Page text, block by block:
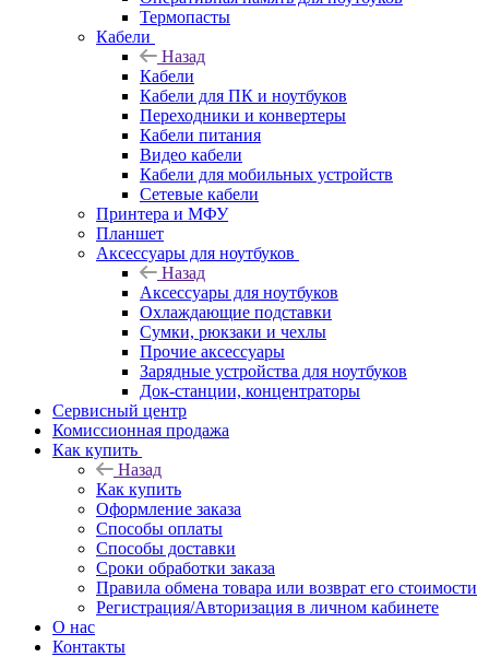
Термопасты
Кабели
Назад
Кабели
Кабели для ПК и ноутбуков
Переходники и конвертеры
Кабели питания
Видео кабели
Кабели для мобильных устройств
Сетевые кабели
Принтера и МФУ
Планшет
Аксессуары для ноутбуков
Назад
Аксессуары для ноутбуков
Охлаждающие подставки
Сумки, рюкзаки и чехлы
Прочие аксессуары
Зарядные устройства для ноутбуков
Док-станции, концентраторы
Сервисный центр
Комиссионная продажа
Как купить
Назад
Как купить
Оформление заказа
Способы оплаты
Способы доставки
Сроки обработки заказа
Правила обмена товара или возврат его стоимости
Регистрация/Авторизация в личном кабинете
О нас
Контакты